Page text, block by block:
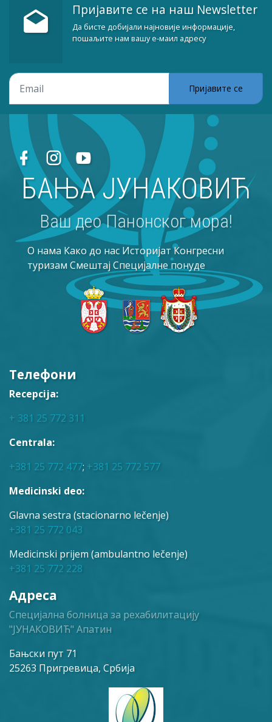
Пријавите се на наш Newsletter
Да бисте добијали најновије информације,
пошаљите нам вашу е-маил адресу
Пријавите се
БАЊА ЈУНАКОВИЋ
Ваш део Панонског мора!
O нама Како до нас Историјат Конгресни
туризам Смештај Специјалне понуде
Телефони
Recepcija:
+ 381 25 772 311
Centrala:
+381 25 772 477; +381 25 772 577
Medicinski deo:
Glavna sestra (stacionarno lečenje)
+381 25 772 043
Medicinski prijem (ambulantno lečenje)
+381 25 772 228
Адреса
Специјална болница за рехабилитацију
"ЈУНАКОВИЋ" Апатин
Бањски пут 71
25263 Пригревица, Србија